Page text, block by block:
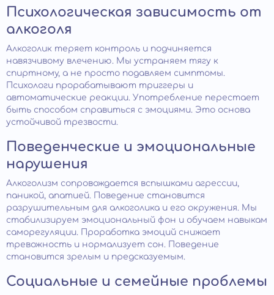
Психологическая зависимость от
алкоголя
Алкоголик теряет контроль и подчиняется
навязчивому влечению. Мы устраняем тягу к
спиртному, а не просто подавляем симптомы.
Психологи прорабатывают триггеры и
автоматические реакции. Употребление перестает
быть способом справиться с эмоциями. Это основа
устойчивой трезвости.
Поведенческие и эмоциональные
нарушения
Алкоголизм сопровождается вспышками агрессии,
паникой, апатией. Поведение становится
разрушительным для алкоголика и его окружения. Мы
стабилизируем эмоциональный фон и обучаем навыкам
саморегуляции. Проработка эмоций снижает
тревожность и нормализует сон. Поведение
становится зрелым и предсказуемым.
Социальные и семейные проблемы